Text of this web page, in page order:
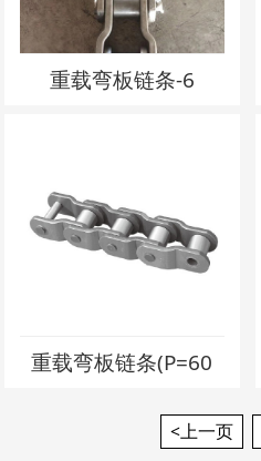
重载弯板链条-6
重载弯板链条(P=60
<上一页